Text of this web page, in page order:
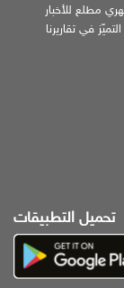
مطلع للأخبار
في تقاريرنا
تحميل التطبيقات